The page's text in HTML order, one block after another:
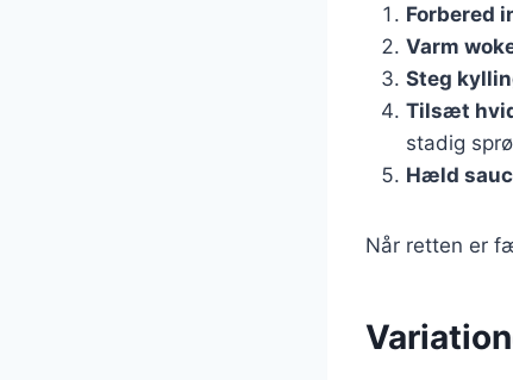
Forbered
Varm
Steg
Tilsæt
stadig
Hæld
Når retten er